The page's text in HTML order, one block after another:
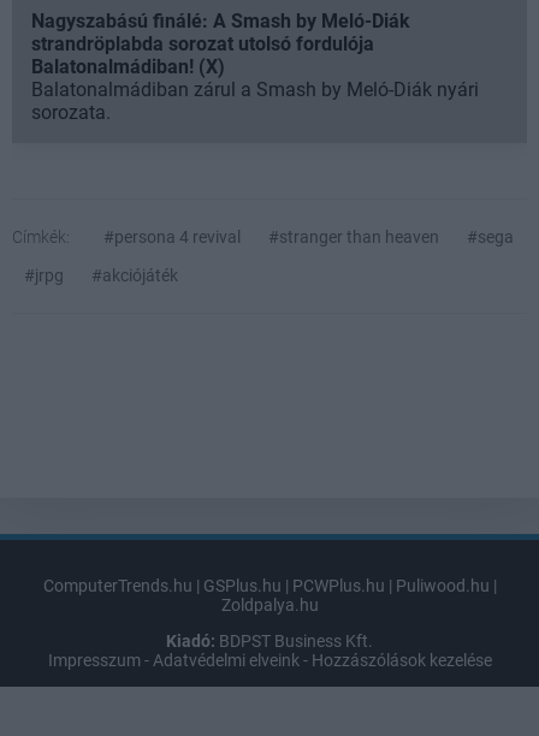
Nagyszabású finálé: A Smash by Meló-Diák
strandröplabda sorozat utolsó fordulója
Balatonalmádiban! (X)
Balatonalmádiban zárul a Smash by Meló-Diák nyári
sorozata.
Címkék: #persona 4 revival #stranger than heaven
#sega
#jrpg
#akciójáték
ComputerTrends.hu | GSPlus.hu | PCWPlus.hu | Puliwood.hu |
Zoldpalya.hu
Kiadó: BDPST Business Kft.
Impresszum - Adatvédelmi elveink - Hozzászólások kezelése